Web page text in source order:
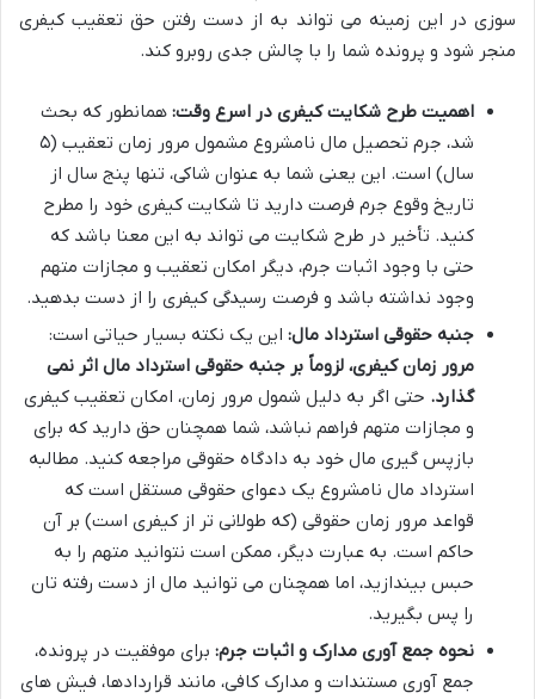
سوزی در این زمینه می تواند به از دست رفتن حق تعقیب کیفری
منجر شود و پرونده شما را با چالش جدی روبرو کند.
اهمیت طرح شکایت کیفری در اسرع وقت: همانطور که بحث
شد، جرم تحصیل مال نامشروع مشمول مرور زمان تعقیب (۵
سال) است. این یعنی شما به عنوان شاکی، تنها پنج سال از
تاریخ وقوع جرم فرصت دارید تا شکایت کیفری خود را مطرح
کنید. تأخیر در طرح شکایت می تواند به این معنا باشد که
حتی با وجود اثبات جرم، دیگر امکان تعقیب و مجازات متهم
وجود نداشته باشد و فرصت رسیدگی کیفری را از دست بدهید.
جنبه حقوقی استرداد مال: این یک نکته بسیار حیاتی است:
مرور زمان کیفری، لزوماً بر جنبه حقوقی استرداد مال اثر نمی
گذارد. حتی اگر به دلیل شمول مرور زمان، امکان تعقیب کیفری
و مجازات متهم فراهم نباشد، شما همچنان حق دارید که برای
بازپس گیری مال خود به دادگاه حقوقی مراجعه کنید. مطالبه
استرداد مال نامشروع یک دعوای حقوقی مستقل است که
قواعد مرور زمان حقوقی (که طولانی تر از کیفری است) بر آن
حاکم است. به عبارت دیگر، ممکن است نتوانید متهم را به
حبس بیندازید، اما همچنان می توانید مال از دست رفته تان
را پس بگیرید.
نحوه جمع آوری مدارک و اثبات جرم: برای موفقیت در پرونده،
جمع آوری مستندات و مدارک کافی، مانند قراردادها، فیش های